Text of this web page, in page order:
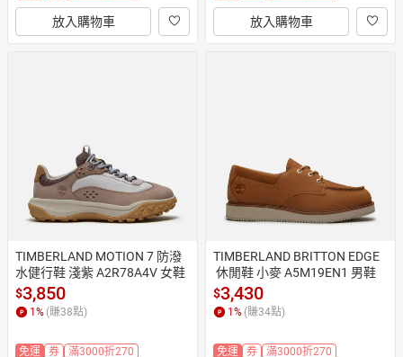
放入購物車 放入購物車
TIMBERLAND MOTION 7 防潑
水健行鞋 淺紫 A2R78A4V 女鞋
$3,850
1 % (賺38點)
免運 券 滿3000折270
TIMBERLAND BRITTON EDGE
休閒鞋 小麥 A5M19EN1 男鞋
$3,430
1 % (賺34點)
免運 券 滿3000折270